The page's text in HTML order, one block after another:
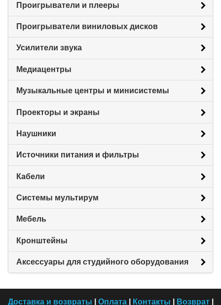
Проигрыватели и плееры
Проигрыватели виниловых дисков
Усилители звука
Медиацентры
Музыкальные центры и минисистемы
Проекторы и экраны
Наушники
Источники питания и фильтры
Кабели
Системы мультирум
Мебель
Кронштейны
Аксессуары для студийного оборудования
Доставка и возвраты Оплата| Контакты Возврат|